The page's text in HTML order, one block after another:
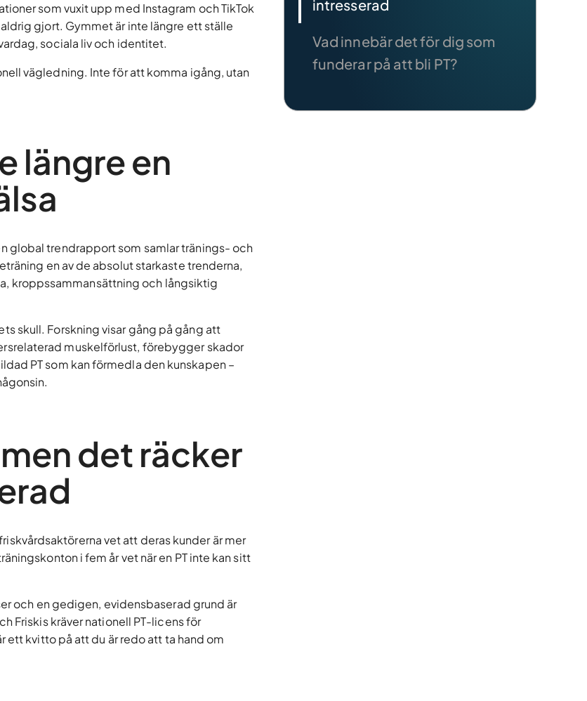
som vuxit upp med Instagram och TikTok
gjort. Gymmet är inte längre ett ställe
sociala liv och identitet.
vägledning. Inte för att komma igång, utan
längre en
global trendrapport som samlar tränings- och
en av de absolut starkaste trenderna,
kroppssammansättning och långsiktig
skull. Forskning visar gång på gång att
muskelförlust, förebygger skador
PT som kan förmedla den kunskapen –
det räcker
vet att deras kunder är mer
i fem år vet när en PT inte kan sitt
och en gedigen, evidensbaserad grund är
Friskis kräver nationell PT-licens för
ett kvitto på att du är redo att ta hand om
intresserad
Vad innebär det för dig som
funderar på att bli PT?